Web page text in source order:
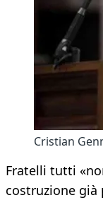
Cristian
Fratelli tutti
costruzione già